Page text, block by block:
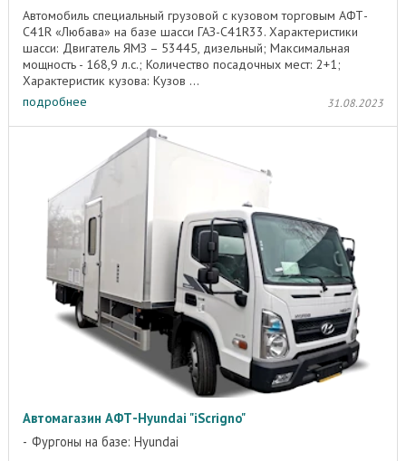
Автомобиль специальный грузовой с кузовом торговым АФТ-
C41R «Любава» на базе шасси ГАЗ-C41R33. Характеристики
шасси: Двигатель ЯМЗ – 53445, дизельный; Максимальная
мощность - 168,9 л.с.; Количество посадочных мест: 2+1;
Характеристик кузова: Кузов ...
подробнее
31.08.2023
Автомагазин АФТ-Hyundai "iScrigno"
Фургоны на базе: Hyundai